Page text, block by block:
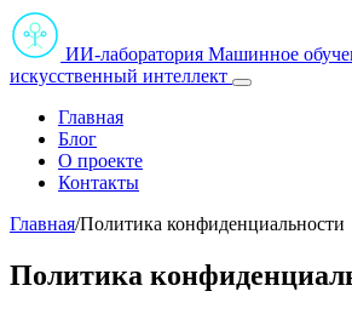
ИИ-лаборатория Машинное
искусственный интеллект
Главная
Блог
О проекте
Контакты
Главная/Политика конфиденциальности
Политика